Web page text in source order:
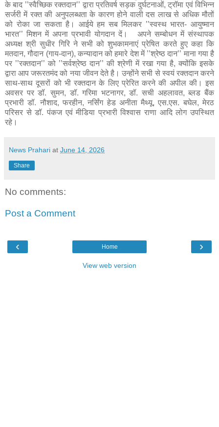
के बाद ’’स्वैच्छिक रक्तदान’’ द्वारा प्रतिवर्ष सड़क दुर्घटनाओं, ट्रॉमा एवं विभिन्न
सर्जरी में रक्त की अनुपलब्धता के कारण होने वाली दस लाख से अधिक मौतों
को रोका जा सकता है। आईये हम सब मिलकर ’’स्वस्थ भारत- आयुष्मान
भारत’’ मिशन में अपना प्रभावी योगदान दें। अपने सम्बोधन में संस्थापक
अध्यक्ष श्री सुधीर गिरि ने सभी को शुभकामनाएं प्रेषित करते हुए कहा कि
मतदान, गौदान (गाय-दान), कन्यादान को हमारे देश में ’’श्रेष्ठ दान’’ माना गया है
पर ’’रक्तदान’’ को ’’सर्वश्रेष्ठ दान’’ की श्रेणी में रखा गया है, क्योंकि इसके
द्वारा आप जरूरतमंद को नया जीवन देते है। उन्होंने सभी से स्वयं रक्तदान करने
साथ-साथ दूसरों को भी रक्तदान के लिए प्रेरित करने की अपील की। इस
अवसर पर डॉ. सुमन, डॉ. गरिमा भटनागर, डॉ. सची अहलावत, ब्लड बैंक
प्रभारी डॉ. नौशाद, फरहीन, नर्सिंग हेड अनीता मैथ्यू, एस.एस. बघेल, मेरठ
परिसर से डॉ. पंकज एवं मीडिया प्रभारी विश्वास राणा आदि लोग उपस्थित
रहे।
News Prahari at June 14, 2026
Share
No comments:
Post a Comment
‹ ›
Home
View web version